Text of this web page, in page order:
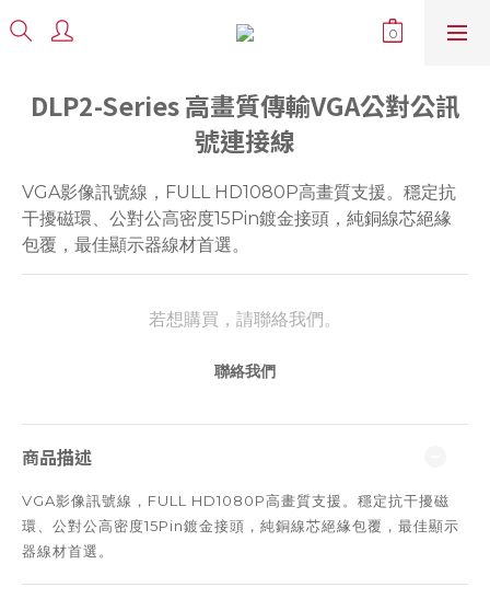
DLP2-Series 高畫質傳輸VGA公對公訊
號連接線
VGA影像訊號線，FULL HD1080P高畫質支援。穩定抗
干擾磁環、公對公高密度15Pin鍍金接頭，純銅線芯絕緣
包覆，最佳顯示器線材首選。
若想購買，請聯絡我們。
聯絡我們
商品描述
VGA影像訊號線， FULL HD1080P高畫質支援。穩定抗干擾磁
環、 公對公高密度15Pin鍍金接頭，純銅線芯絕緣包覆，最佳顯示
器線材首選。